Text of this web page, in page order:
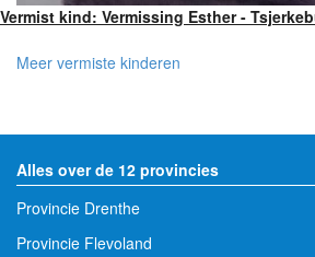
Vermist kind: Vermissing Esther -
Meer vermiste kinderen
Alles over de 12 provincies
Provincie Drenthe
Provincie Flevoland